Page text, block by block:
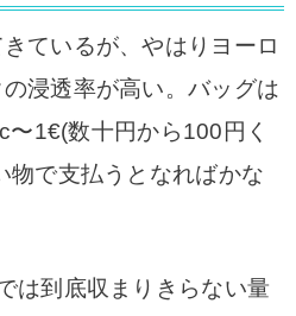
ているが、やはりヨーロ
浸透率が高い。バッグは
1€(数十円から100円く
物で支払うとなればかな
は到底収まりきらない量